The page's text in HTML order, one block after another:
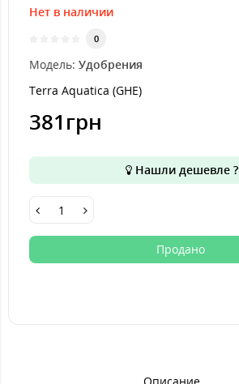
Нет в наличии
0
Модель: Удобрения
Terra Aquatica (GHE)
381грн
Нашли дешевле ?
Продано